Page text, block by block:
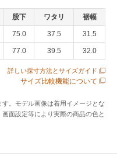
ークパンツ
い合わせください
股下 ワタリ 裾幅
75.0 37.5 31.5
77.0 39.5 32.0
詳しい採寸方法とサイズガイド
サイズ比較機能について
。モデル画像は着用イメージとな
面設定等により実際の商品の色と